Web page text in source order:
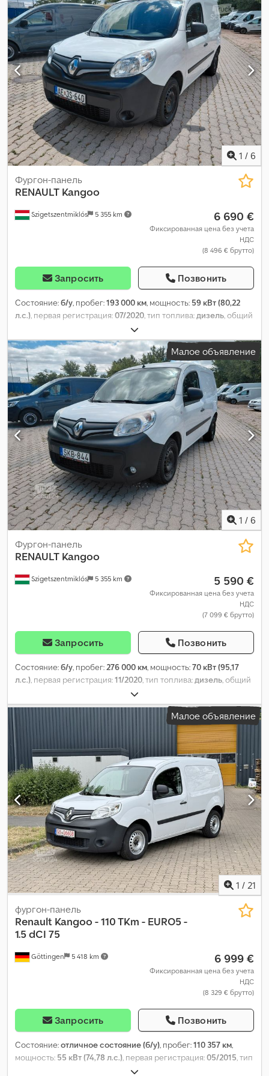
подушка безопасности, противотуманные фары,
раздвижная дверь, центральный замок
1 / 6
Szigetszentmiklós 5 355 km
Фургон-панель
RENAULT Kangoo
6 690 €
Фиксированная цена без учета
НДС
(8 496 € брутто)
Запросить Позвонить
Состояние:б/у, пробег:193 000 км, мощность: 59 кВт (80,22
л.с.), первая регистрация:07/2020, тип топлива:дизель, общий
, следующая проверка (TÜV):
тип передачи:механический, класс выбросов:Евро 6,
количество мест:2, длина грузового отсека:1 611 мм, ширина
пространства для загрузки:1 190 мм, высота грузового отсека:
1 230 мм, Год выпуска:2020, Оборудование:ABS, кондиционер,
центральный замок,
Малое объявление
1 / 6
Szigetszentmiklós 5 355 km
Фургон-панель
RENAULT Kangoo
5 590 €
Фиксированная цена без учета
НДС
(7 099 € брутто)
Запросить Позвонить
Состояние:б/у, пробег:276 000 км, мощность:70 кВт (95,17
л.с.), первая регистрация:11/2020, тип топлива:дизель, общий
, следующая проверка (TÜV):
тип передачи:механический, класс выбросов:Евро 6,
, длина грузового отсека:1 685 мм, ширина
, высота грузового отсека:
, Оборудование:ABS, кондиционер,
центральный замок,
Малое объявление
1 / 21
Göttingen 5 418 km
фургон-панель
Renault Kangoo - 110 TKm - EURO5 -
1.5 dCI 75
6 999 €
Фиксированная цена без учета
НДС
(8 329 € брутто)
Запросить Позвонить
Состояние:отличное состояние (б/у), пробег:110 357 км,
мощность: 55 кВт (74,78 л.с.), первая регистрация:05/2015, тип
, собственный вес: